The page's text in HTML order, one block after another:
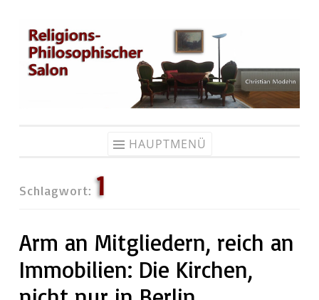
Zum
Inhalt
springen
HAUPTMENÜ
Schlagwort: 1
Arm an Mitgliedern, reich an
Immobilien: Die Kirchen,